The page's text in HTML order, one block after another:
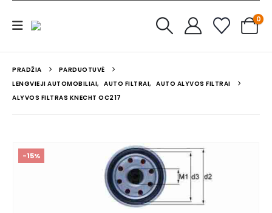
0
PRADŽIA
PARDUOTUVĖ
LENGVIEJI AUTOMOBILIAI, AUTO FILTRAI, AUTO ALYVOS FILTRAI
ALYVOS FILTRAS KNECHT OC217
-15%